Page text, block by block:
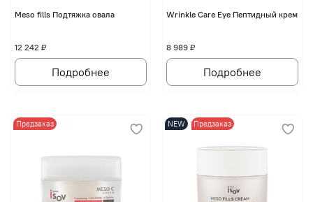
Мeso fills Подтяжка овала
12 242 ₽
Подробнее
Wrinkle Care Eye Пептидный крем
8 989 ₽
Подробнее
Предзаказ NEW Предзаказ